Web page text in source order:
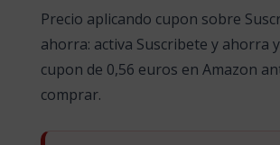
Precio aplicando cupon sobre
ahorra: activa Suscribete y ahorra
cupon de 0,56 euros en Amazon
comprar.